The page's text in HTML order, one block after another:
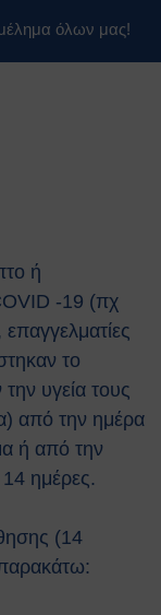
Ασφαλείας
Χημικών
Ανάγκης
Εκκένωσης του
ΕΚΕΦΕ
Εκκένωσης
όλων μας!
ή
-19 (πχ
το
υγεία τους
από την ημέρα
ή από την
14 ημέρες.
(14